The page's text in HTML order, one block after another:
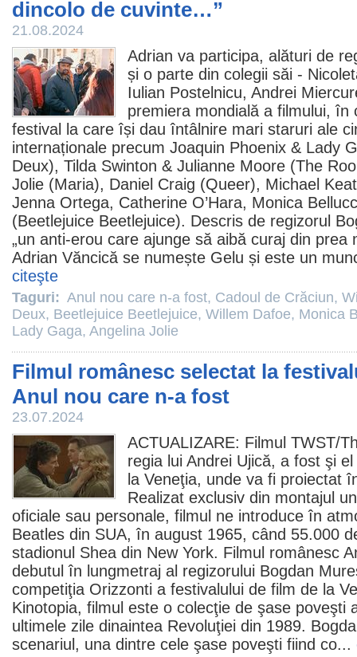
dincolo de cuvinte…”
21.08.2024
Adrian va participa, alături de
și o parte din colegii săi -
Iulian Postelnicu, Andrei
premiera mondială a filmului, în
festival la care își dau întâlnire mari staruri ale
internaționale precum Joaquin Phoenix & Lady
Deux), Tilda Swinton & Julianne Moore (The
Jolie (Maria), Daniel Craig (Queer), Michael
Jenna Ortega, Catherine O’Hara, Monica
(Beetlejuice Beetlejuice). Descris de regizorul
„un anti-erou care ajunge să aibă curaj din prea
Adrian Văncică se numește Gelu și este un
citeşte
Taguri: Anul nou care n-a fost, Cadoul de Crăciun,
Deux, Beetlejuice Beetlejuice, Willem Dafoe, Monica
Lady Gaga, Angelina Jolie
Filmul românesc selectat la
Anul nou care n-a fost
23.07.2024
ACTUALIZARE: Filmul TWST/
regia lui Andrei Ujică, a fost şi
la Veneţia, unde va fi proiectat
Realizat exclusiv din montajul
oficiale sau personale, filmul ne introduce în
Beatles din SUA, în august 1965, când 55.000
stadionul Shea din New York. Filmul românesc
debutul în lungmetraj al regizorului Bogdan
competiţia Orizzonti a festivalului de film de la
Kinotopia, filmul este o colecţie de şase poveşti
ultimele zile dinaintea Revoluţiei din 1989.
scenariul, una dintre cele şase poveşti fiind co...